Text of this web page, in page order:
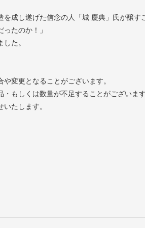
成し遂げた信念の人「城 慶典」氏が醸す
たのか！」
た。
変更となることがございます。
もしくは数量が不足することがございます
たします。